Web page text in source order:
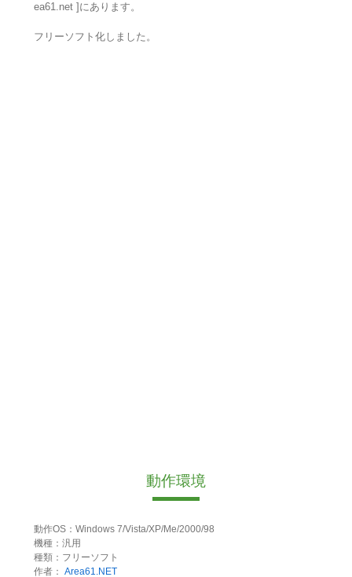
ea61.net ]にあります。
フリーソフト化しました。
動作環境
動作OS：Windows 7/Vista/XP/Me/2000/98
機種：汎用
種類：フリーソフト
作者： Area61.NET